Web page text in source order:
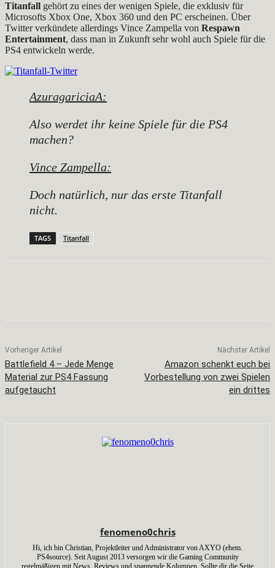
Titanfall gehört zu eines der wenigen Spiele, die exklusiv für
Microsofts Xbox One, Xbox 360 und den PC erscheinen. Über
Twitter verkündete allerdings Vince Zampella von Respawn
Entertainment, dass man in Zukunft sehr wohl auch Spiele für die
PS4 entwickeln werde.
AzuragariciaA:
Also werdet ihr keine Spiele für die PS4
machen?
Vince Zampella:
Doch natürlich, nur das erste Titanfall
nicht.
TAGS Titanfall
Vorheriger Artikel
Battlefield 4 – Jede Menge
Material zur PS4 Fassung
aufgetaucht
Nächster Artikel
Amazon schenkt euch bei
Vorbestellung von zwei Spielen
ein drittes
fenomeno0chris
Hi, ich bin Christian, Projektleiter und Administrator von AXYO (ehem.
PS4source). Seit August 2013 versorgen wir die Gaming Community
regelmäßigen mit News, Reviews und spannende Kolumnen. Sollte dir die Seite